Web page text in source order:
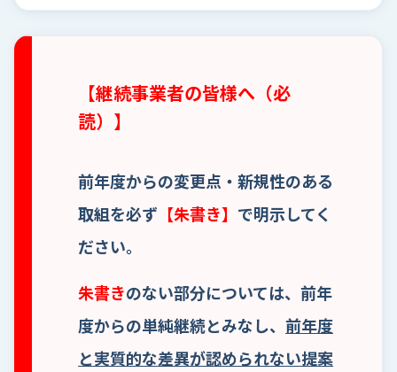
【継続事業者の皆様へ（必
読）】
前年度からの変更点・新規性のある
取組を必ず 【朱書き】 で明示してく
ださい。
朱書きのない部分については、前年
度からの単純継続とみなし、 前年度
と実質的な差異が認められない提案